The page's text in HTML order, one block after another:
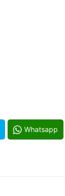
Whatsapp